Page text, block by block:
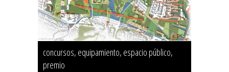
concursos, equipamiento, espacio público,
premio